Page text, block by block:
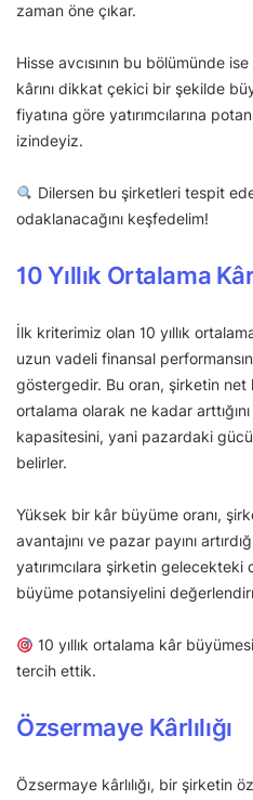
zaman öne çıkar.
Hisse avcısının bu bölümünde
kârını dikkat çekici bir şekilde
fiyatına göre yatırımcılarına
izindeyiz.
Dilersen bu şirketleri tespit
odaklanacağını keşfedelim!
10 Yıllık Ortalama
İlk kriterimiz olan 10 yıllık
uzun vadeli finansal
göstergedir. Bu oran, şirketin net
ortalama olarak ne kadar
kapasitesini, yani pazardaki
belirler.
Yüksek bir kâr büyüme oranı,
avantajını ve pazar payını
yatırımcılara şirketin
büyüme potansiyelini
10 yıllık ortalama kâr
tercih ettik.
Özsermaye Kârlılığı
Özsermaye kârlılığı, bir şirketin